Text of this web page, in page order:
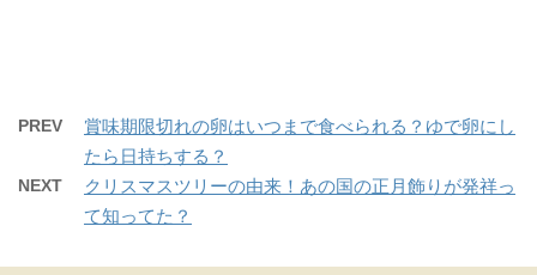
PREV
賞味期限切れの卵はいつまで食べられる？ゆで卵にし
たら日持ちする？
NEXT
クリスマスツリーの由来！あの国の正月飾りが発祥っ
て知ってた？